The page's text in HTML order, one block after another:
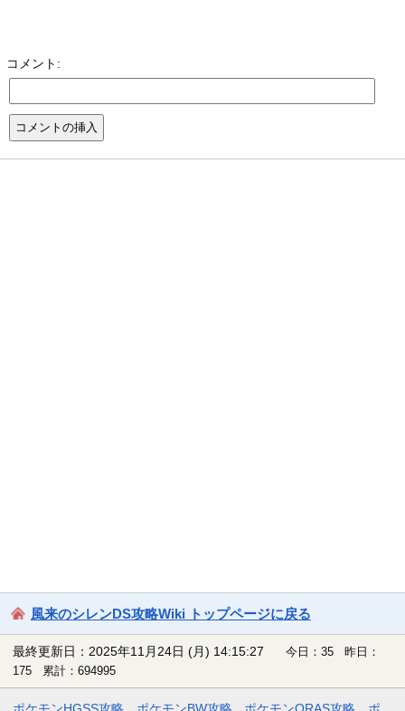
コメント:
風来のシレンDS攻略Wiki トップページに戻る
最終更新日：2025年11月24日 (月) 14:15:27
今日：35 昨日：
175 累計：694995